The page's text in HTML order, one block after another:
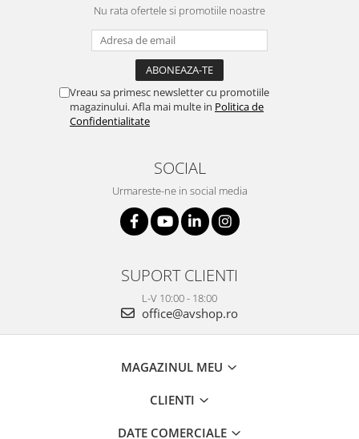
Nu rata ofertele si promotiile noastre
Vreau sa primesc newsletter cu promotiile
magazinului. Afla mai multe in Politica de
Confidentialitate
SOCIAL
Urmareste-ne in social media
SUPORT CLIENTI
L-V 10:00 - 18:00
office@avshop.ro
MAGAZINUL MEU
CLIENTI
DATE COMERCIALE